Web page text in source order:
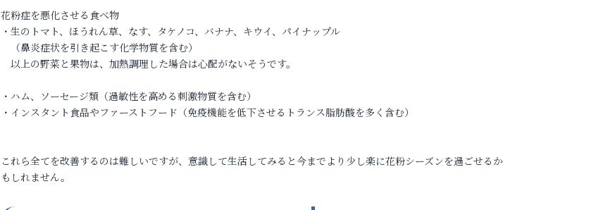
花粉症を悪化させる食べ物
・生のトマト、ほうれん草、なす、タケノコ、バナナ、キウイ、パイナップル
（鼻炎症状を引き起こす化学物質を含む）
以上の野菜と果物は、加熱調理した場合は心配がないそうです。
・ハム、ソーセージ類（過敏性を高める刺激物質を含む）
・インスタント食品やファーストフード（免疫機能を低下させるトランス脂肪酸を多く含む）
これら全てを改善するのは難しいですが、意識して生活してみると今までより少し楽に花粉シーズンを過ごせるか
もしれません。